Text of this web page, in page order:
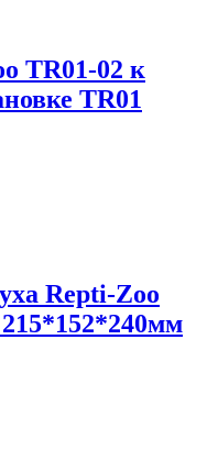
TR01-02 к
TR01
Repti-Zoo